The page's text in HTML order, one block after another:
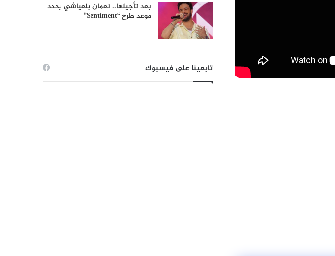
بعد تأجيلها.. نعمان بلعياشي يحدد
موعد طرح “Sentiment”
تابعينا على فيسبوك